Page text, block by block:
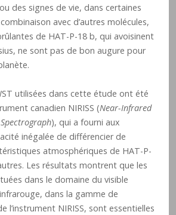
des signes de vie, dans certaines
avec d’autres molécules,
de HAT-P-18 b, qui avoisinent
ne sont pas de bon augure pour
utilisées dans cette étude ont été
canadien NIRISS (Near-Infrared
), qui a fourni aux
inégalée de différencier de
atmosphériques de HAT-P-
Les résultats montrent que les
dans le domaine du visible
dans la gamme de
l’instrument NIRISS, sont essentielles